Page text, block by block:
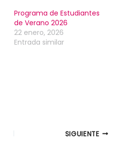
Programa de Estudiantes
de Verano 2026
22 enero, 2026
Entrada similar
SIGUIENTE